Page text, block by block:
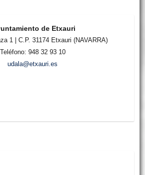
de Etxauri
1 | C.P. 31174 Etxauri (NAVARRA)
Teléfono: 948 32 93 10
udala@etxauri.es